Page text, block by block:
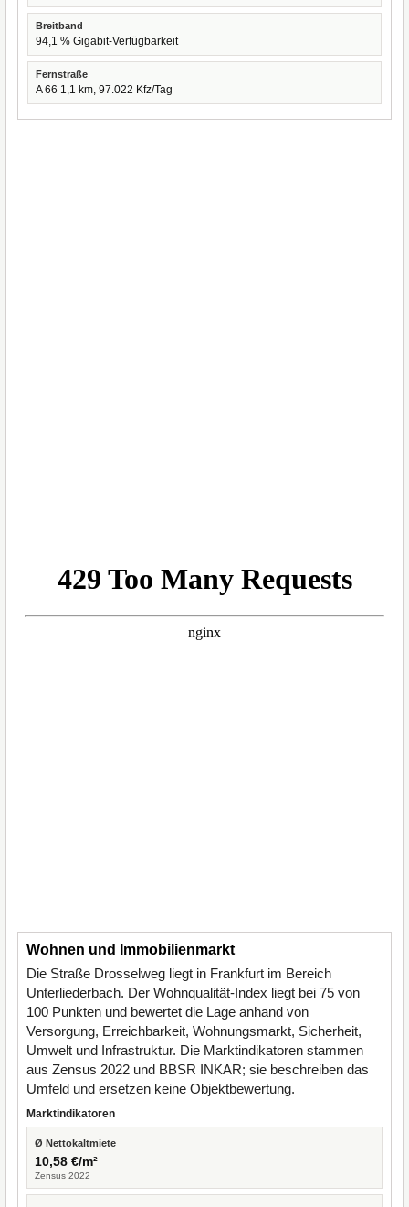
Breitband
94,1 % Gigabit-Verfügbarkeit
Fernstraße
A 66 1,1 km, 97.022 Kfz/Tag
Wohnen und Immobilienmarkt
Die Straße Drosselweg liegt in Frankfurt im Bereich
Unterliederbach. Der Wohnqualität-Index liegt bei 75 von
100 Punkten und bewertet die Lage anhand von
Versorgung, Erreichbarkeit, Wohnungsmarkt, Sicherheit,
Umwelt und Infrastruktur. Die Marktindikatoren stammen
aus Zensus 2022 und BBSR INKAR; sie beschreiben das
Umfeld und ersetzen keine Objektbewertung.
Marktindikatoren
Ø Nettokaltmiete
10,58 €/m²
Zensus 2022